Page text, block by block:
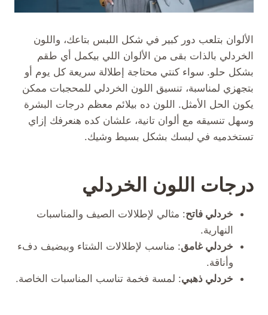
الألوان بتلعب دور كبير في شكل اللبس بتاعك، واللون
الخردلي بالذات بقى من الألوان اللي بيكمل أي طقم
بشكل حلو. سواء كنتي محتاجة إطلالة سريعة كل يوم أو
بتجهزي لمناسبة، تنسيق اللون الخردلي للمحجبات ممكن
يكون الحل الأمثل. اللون ده بيلائم معظم درجات البشرة
وسهل تنسيقه مع ألوان تانية، علشان كده هنعرفك إزاي
تستخدميه في لبسك بشكل بسيط وشيك.
درجات اللون الخردلي
خردلي فاتح: مثالي لإطلالات الصيف والمناسبات
النهارية.
خردلي غامق: مناسب لإطلالات الشتاء وبيضيف دفء
وأناقة.
خردلي ذهبي: لمسة فخمة تناسب المناسبات الخاصة.